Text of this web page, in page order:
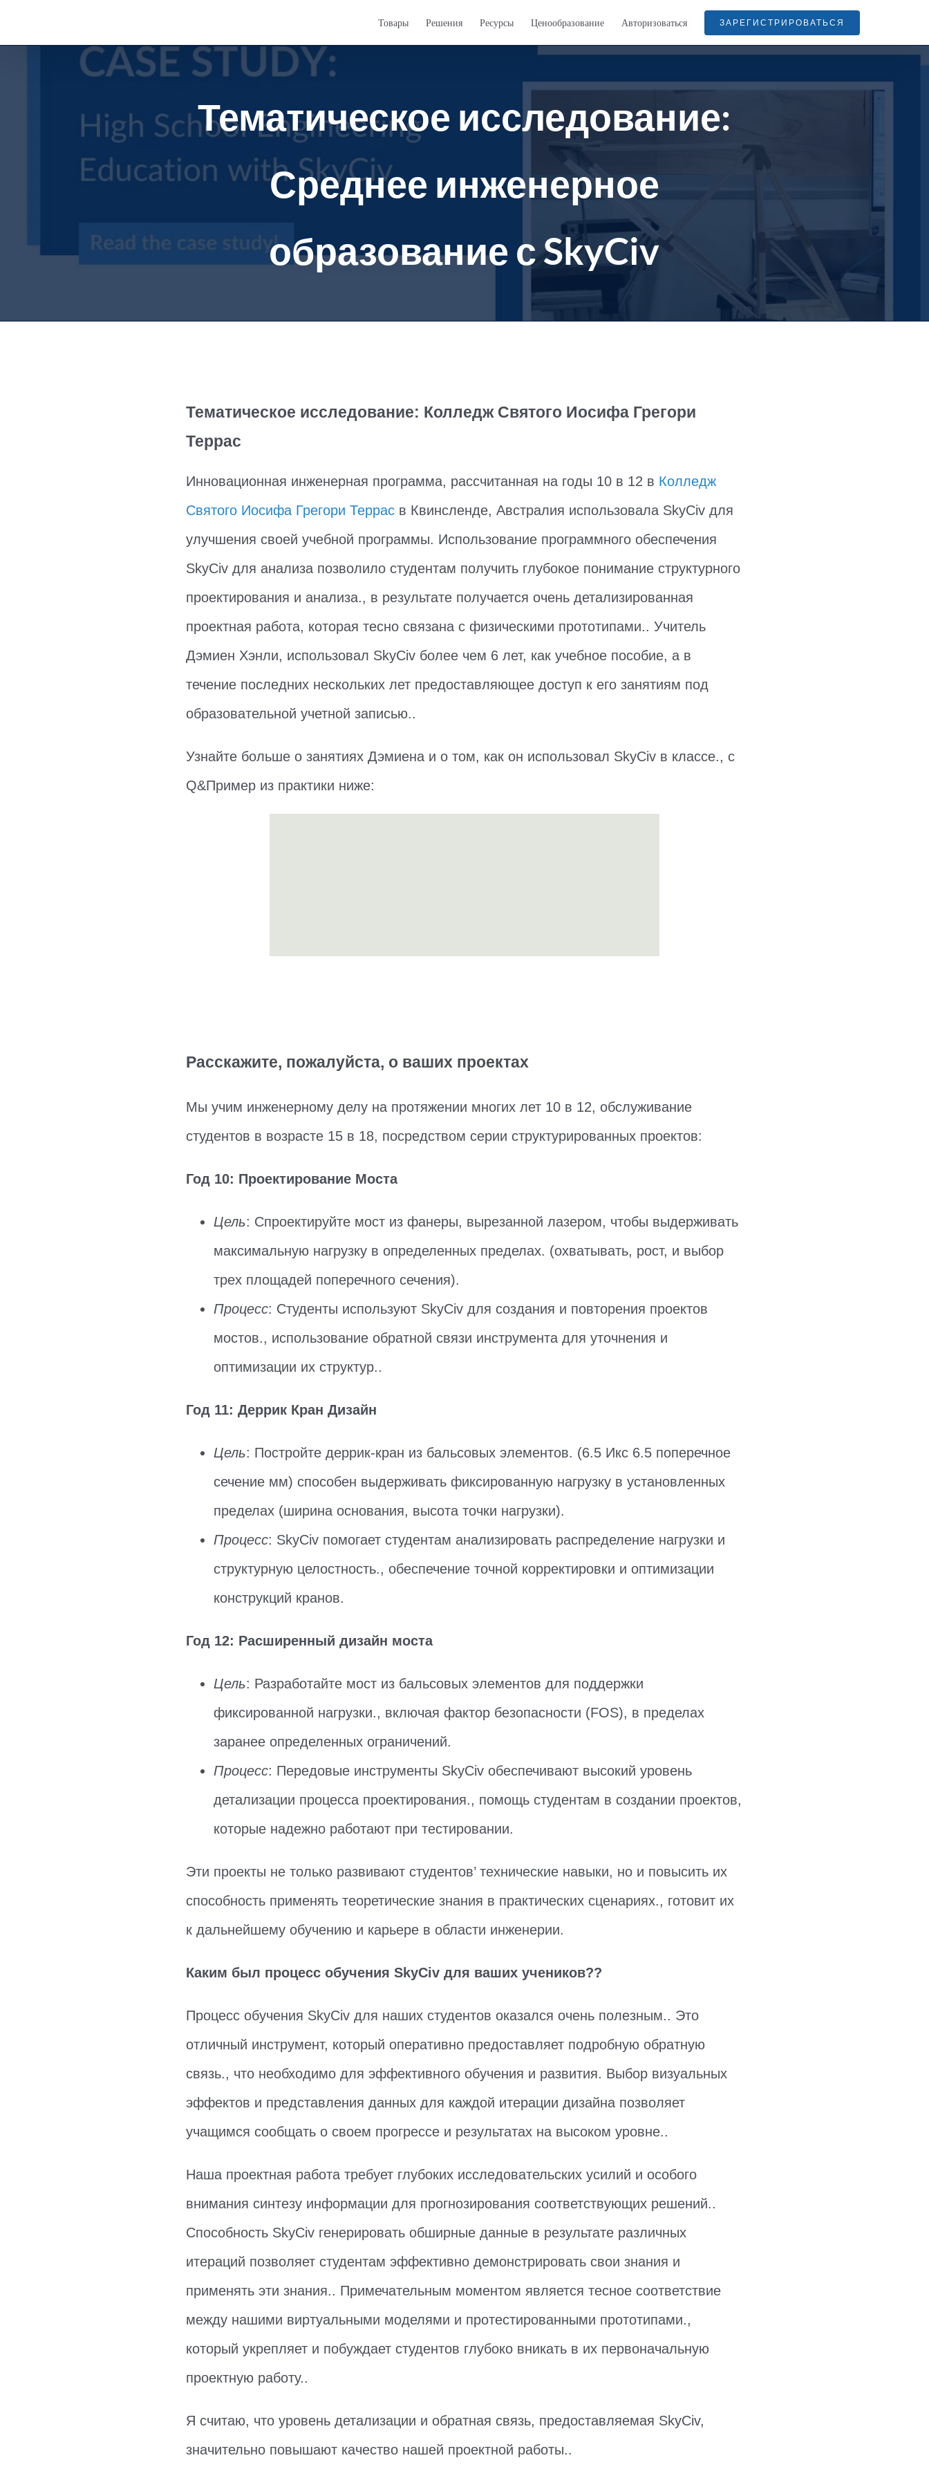
содержанию
Товары Решения Ресурсы Ценообразование Авторизоваться ЗАРЕГИСТРИРОВАТЬСЯ
Тематическое исследование:
Среднее инженерное
образование с SkyCiv
Тематическое исследование: Колледж Святого Иосифа Грегори
Террас
Инновационная инженерная программа, рассчитанная на годы 10 в 12 в Колледж
Святого Иосифа Грегори Террасв Квинсленде, Австралия использовала SkyCiv для
улучшения своей учебной программы. Использование программного обеспечения
SkyCiv для анализа позволило студентам получить глубокое понимание структурного
проектирования и анализа., в результате получается очень детализированная
проектная работа, которая тесно связана с физическими прототипами.. Учитель
Дэмиен Хэнли, использовал SkyCiv более чем 6 лет, как учебное пособие, а в
течение последних нескольких лет предоставляющее доступ к его занятиям под
образовательной учетной записью..
Узнайте больше о занятиях Дэмиена и о том, как он использовал SkyCiv в классе., с
Q&Пример из практики ниже:
Расскажите, пожалуйста, о ваших проектах
Мы учим инженерному делу на протяжении многих лет 10 в 12, обслуживание
студентов в возрасте 15 в 18, посредством серии структурированных проектов:
Год 10: Проектирование Моста
Цель: Спроектируйте мост из фанеры, вырезанной лазером, чтобы выдерживать
максимальную нагрузку в определенных пределах. (охватывать, рост, и выбор
трех площадей поперечного сечения).
Процесс: Студенты используют SkyCiv для создания и повторения проектов
мостов., использование обратной связи инструмента для уточнения и
оптимизации их структур..
Год 11: Деррик Кран Дизайн
Цель: Постройте деррик-кран из бальсовых элементов. (6.5 Икс 6.5 поперечное
сечение мм) способен выдерживать фиксированную нагрузку в установленных
пределах (ширина основания, высота точки нагрузки).
Процесс: SkyCiv помогает студентам анализировать распределение нагрузки и
структурную целостность., обеспечение точной корректировки и оптимизации
конструкций кранов.
Год 12: Расширенный дизайн моста
Цель: Разработайте мост из бальсовых элементов для поддержки
фиксированной нагрузки., включая фактор безопасности (FOS), в пределах
заранее определенных ограничений.
Процесс: Передовые инструменты SkyCiv обеспечивают высокий уровень
детализации процесса проектирования., помощь студентам в создании проектов,
которые надежно работают при тестировании.
Эти проекты не только развивают студентов’ технические навыки, но и повысить их
способность применять теоретические знания в практических сценариях., готовит их
к дальнейшему обучению и карьере в области инженерии.
Каким был процесс обучения SkyCiv для ваших учеников??
Процесс обучения SkyCiv для наших студентов оказался очень полезным.. Это
отличный инструмент, который оперативно предоставляет подробную обратную
связь., что необходимо для эффективного обучения и развития. Выбор визуальных
эффектов и представления данных для каждой итерации дизайна позволяет
учащимся сообщать о своем прогрессе и результатах на высоком уровне..
Наша проектная работа требует глубоких исследовательских усилий и особого
внимания синтезу информации для прогнозирования соответствующих решений..
Способность SkyCiv генерировать обширные данные в результате различных
итераций позволяет студентам эффективно демонстрировать свои знания и
применять эти знания.. Примечательным моментом является тесное соответствие
между нашими виртуальными моделями и протестированными прототипами.,
который укрепляет и побуждает студентов глубоко вникать в их первоначальную
проектную работу..
Я считаю, что уровень детализации и обратная связь, предоставляемая SkyCiv,
значительно повышают качество нашей проектной работы..